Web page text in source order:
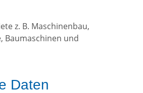
z. B. Maschinenbau,
Baumaschinen und
Daten